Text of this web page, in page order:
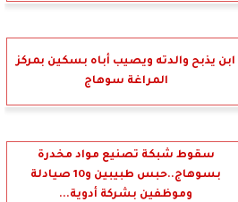
ابن يذبح والدته ويصيب أباه بسكين بمركز
المراغة سوهاج
سقوط شبكة تصنيع مواد مخدرة
بسوهاج..حبس طبيبين و10 صيادلة
وموظفين بشركة أدوية...